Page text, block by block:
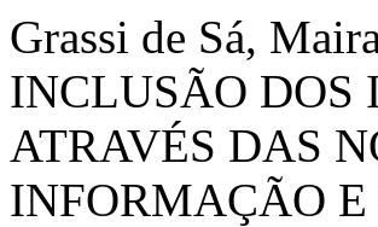
Grassi de Sá,
INCLUSÃO DOS
ATRAVÉS DAS
INFORMAÇÃO